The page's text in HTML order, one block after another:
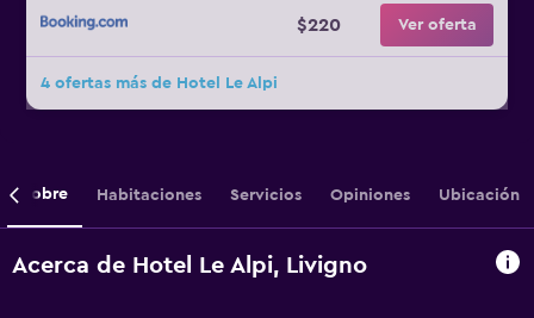
$220 Ver oferta
4 ofertas más de Hotel Le Alpi
Sobre Habitaciones Servicios Opiniones Ubicación
Acerca de Hotel Le Alpi, Livigno